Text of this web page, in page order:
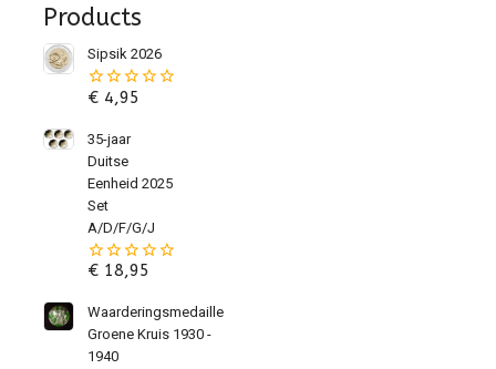
Products
Sipsik 2026
0
de
€4,95
35-jaar
Duitse
Eenheid 2025
Set
A/D/F/G/J
0
de
5
€18,95
Waarderingsmedaille
Groene Kruis 1930 -
1940